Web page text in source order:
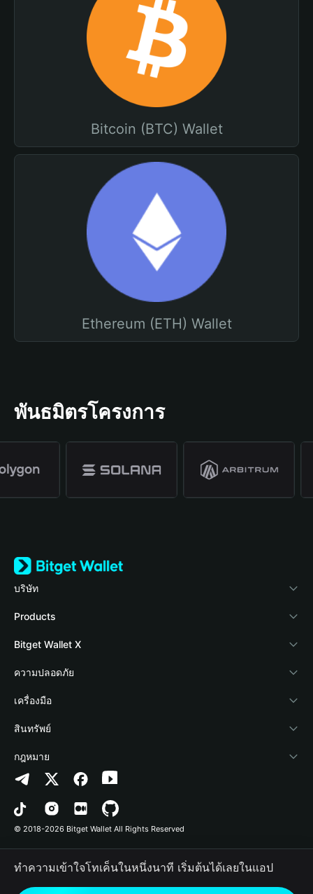
Bitcoin (BTC) Wallet
Ethereum (ETH) Wallet
พันธมิตรโครงการ
บริษัท
เกี่ยวกับ Bitget Wallet
Blog
Academy
ข่าวสารด้านคริปโต
ศูนย์ช่วยเหลือ
ติดต่อเรา
ทรัพยากรข้อมูลของแบรนด์
อาชีพ
Products
Crypto Card
Stablecoin Earn
Payfi Crypto
Crypto Swap API
Altcoin Season Index
Prediction Markets
DApp
RWA
Bitget Wallet X
นักพัฒนา
เชื่อมต่อ Wallet
Bitget Wallet Pay
ลิสต์โปรเจกต์
ความปลอดภัย
Protection Fund
เทคโนโลยีความปลอดภัย
เครื่องมือ
ซื้อคริปโต
การตรวจจับการอนุญาต
การตรวจจับสัญญา
การโอนเป็นชุด
สินทรัพย์
Arbitrum
Avalanche
Bitcoin
Polygon
กฎหมาย
นโยบายความเป็นส่วนตัว
ข้อตกลงในการใช้บริการ
© 2018-2026 Bitget Wallet All Rights Reserved
ทำความเข้าใจโทเค็นในหนึ่งนาที เริ่มต้นได้เลยในแอป